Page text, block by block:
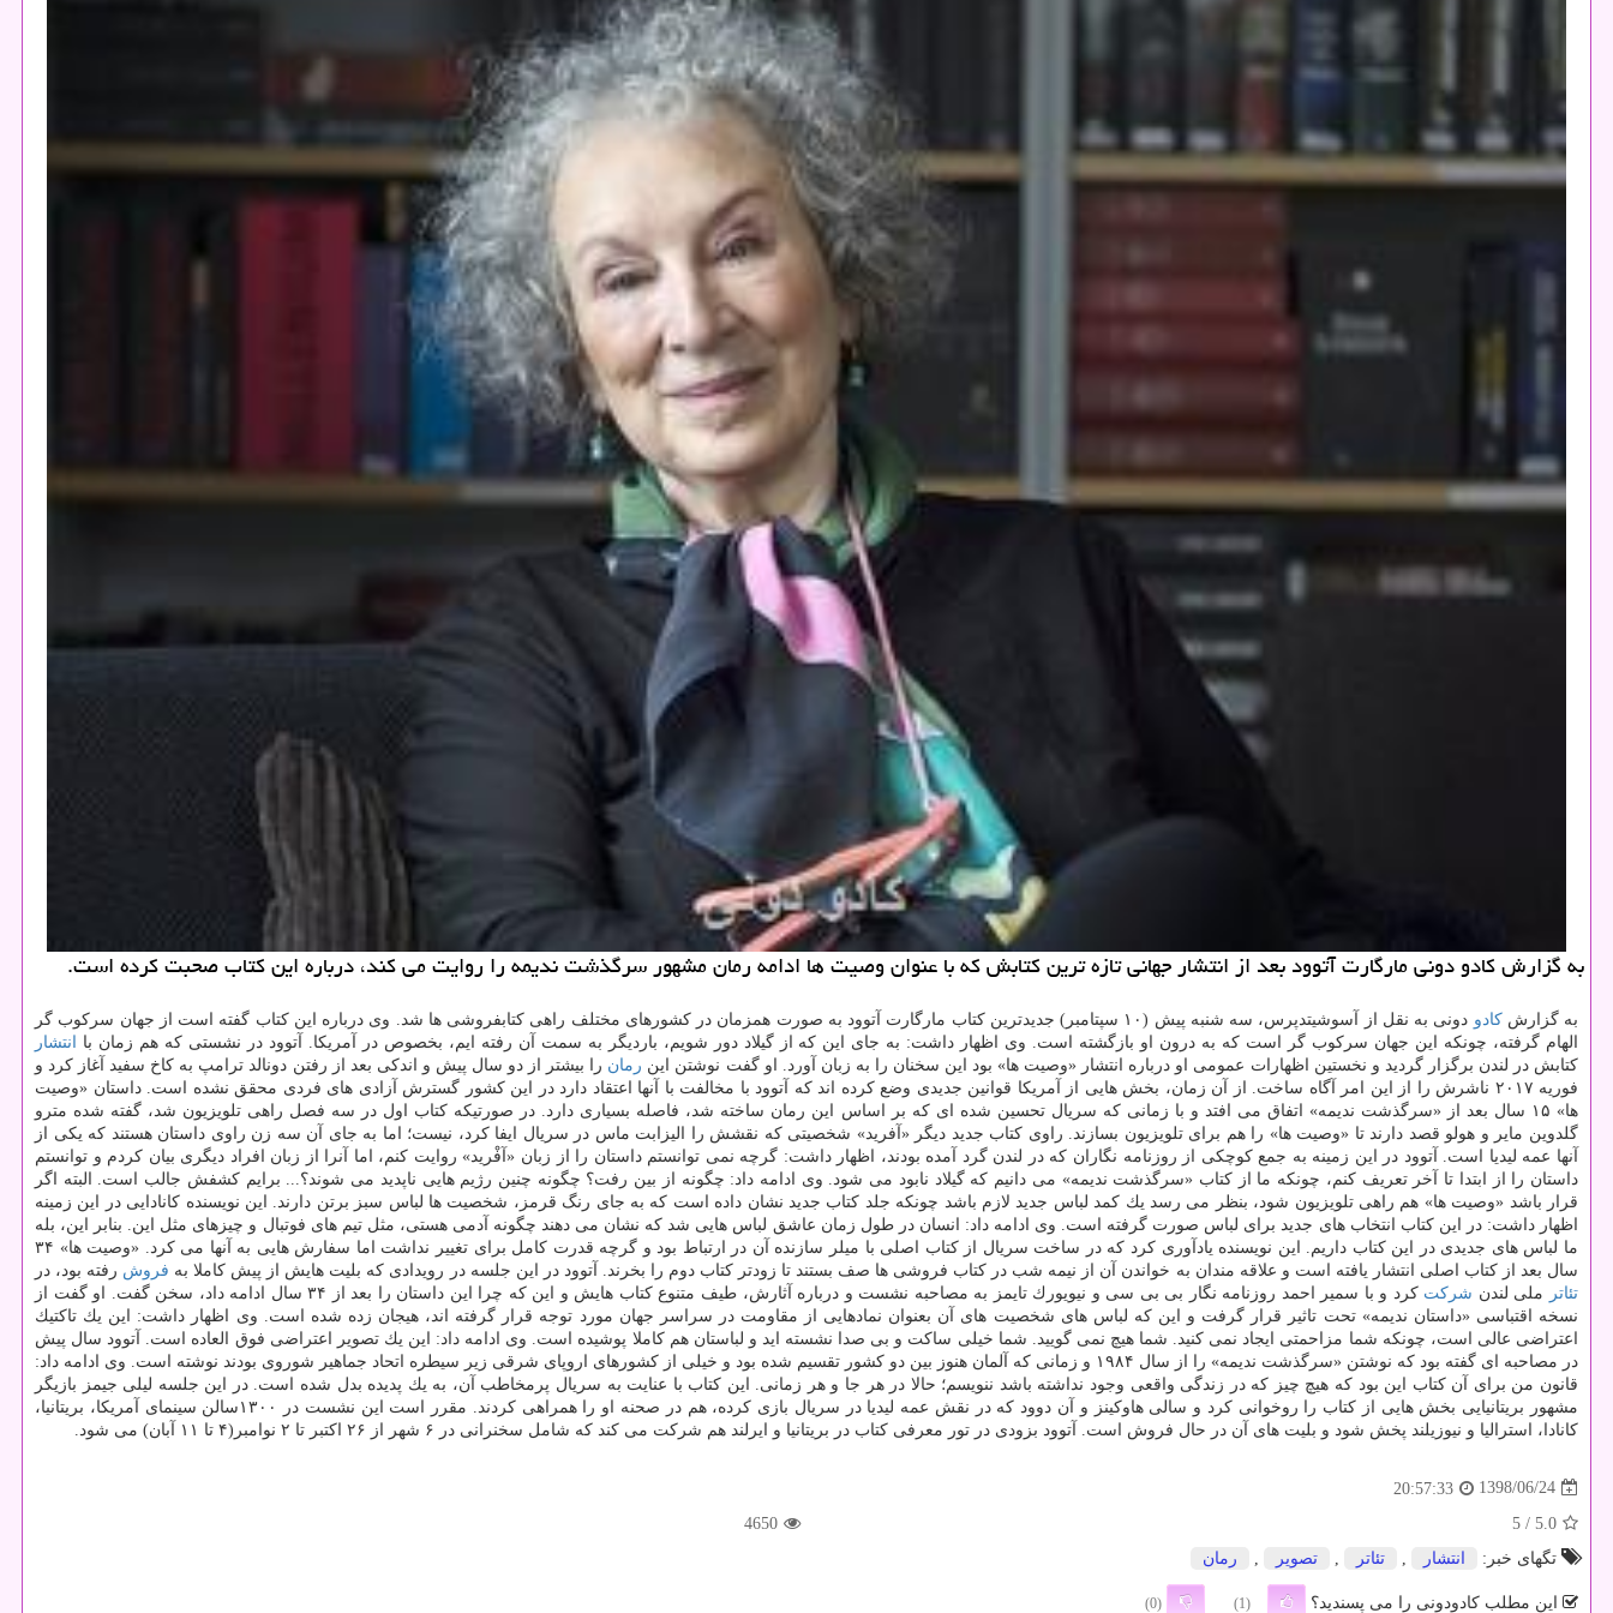
به گزارش كادو دونی مارگارت آتوود بعد از انتشار جهانی تازه ترین كتابش كه با عنوان وصیت ها ادامه رمان مشهور سرگذشت ندیمه را روایت می كند، درباره این كتاب صحبت كرده است.
به گزارشكادو
دونی به نقل از آسوشیتدپرس، سه شنبه پیش (۱۰ سپتامبر) جدیدترین كتاب مارگارت آتوود به صورت همزمان در كشورهای مختلف راهی كتابفروشی ها شد. وی درباره این كتاب گفته است از جهان سركوب گر
الهام گرفته، چونكه این جهان سركوب گر است كه به درون او بازگشته است. وی اظهار داشت: به جای این كه از گیلاد دور شویم، باردیگر به سمت آن رفته ایم، بخصوص در آمریكا. آتوود در نشستی كه هم زمان با
انتشار
كتابش در لندن برگزار گردید و نخستین اظهارات عمومی او درباره انتشار «وصیت ها» بود این سخنان را به زبان آورد. او گفت نوشتن این رمان را بیشتر از دو سال پیش و اندكی بعد از رفتن دونالد ترامپ به كاخ سفید آغاز كرد و
فوریه ۲۰۱۷ ناشرش را از این امر آگاه ساخت. از آن زمان، بخش هایی از آمریكا قوانین جدیدی وضع كرده اند كه آتوود با مخالفت با آنها اعتقاد دارد در این كشور گسترش آزادی های فردی محقق نشده است. داستان «وصیت
ها» ۱۵ سال بعد از «سرگذشت ندیمه» اتفاق می افتد و با زمانی كه سریال تحسین شده ای كه بر اساس این رمان ساخته شد، فاصله بسیاری دارد. در صورتیكه كتاب اول در سه فصل راهی تلویزیون شد، گفته شده مترو
گلدوین مایر و هولو قصد دارند تا «وصیت ها» را هم برای تلویزیون بسازند. راوی كتاب جدید دیگر «آفرید» شخصیتی كه نقشش را الیزابت ماس در سریال ایفا كرد، نیست؛ اما به جای آن سه زن راوی داستان هستند كه یكی از
آنها عمه لیدیا است. آتوود در این زمینه به جمع كوچكی از روزنامه نگاران كه در لندن گرد آمده بودند، اظهار داشت: گرچه نمی توانستم داستان را از زبان «آفْرید» روایت كنم، اما آنرا از زبان افراد دیگری بیان كردم و توانستم
داستان را از ابتدا تا آخر تعریف كنم، چونكه ما از كتاب «سرگذشت ندیمه» می دانیم كه گیلاد نابود می شود. وی ادامه داد: چگونه از بین رفت؟ چگونه چنین رژیم هایی ناپدید می شوند؟... برایم كشفش جالب است. البته اگر
قرار باشد «وصیت ها» هم راهی تلویزیون شود، بنظر می رسد یك كمد لباس جدید لازم باشد چونكه جلد كتاب جدید نشان داده است كه به جای رنگ قرمز، شخصیت ها لباس سبز برتن دارند. این نویسنده كانادایی در این زمینه
اظهار داشت: در این كتاب انتخاب های جدید برای لباس صورت گرفته است. وی ادامه داد: انسان در طول زمان عاشق لباس هایی شد كه نشان می دهند چگونه آدمی هستی، مثل تیم های فوتبال و چیزهای مثل این. بنابر این، بله
ما لباس های جدیدی در این كتاب داریم. این نویسنده یادآوری كرد كه در ساخت سریال از كتاب اصلی با میلر سازنده آن در ارتباط بود و گرچه قدرت كامل برای تغییر نداشت اما سفارش هایی به آنها می كرد. «وصیت ها» ۳۴
سال بعد از كتاب اصلی انتشار یافته است و علاقه مندان به خواندن آن از نیمه شب در كتاب فروشی ها صف بستند تا زودتر كتاب دوم را بخرند. آتوود در این جلسه در رویدادی كه بلیت هایش از پیش كاملا به فروش رفته بود، در
تئاتر
ملی لندن شركت
كرد و با سمیر احمد روزنامه نگار بی بی سی و نیویورك تایمز به مصاحبه نشست و درباره آثارش، طیف متنوع كتاب هایش و این كه چرا این داستان را بعد از ۳۴ سال ادامه داد، سخن گفت. او گفت از
نسخه اقتباسی «داستان ندیمه» تحت تاثیر قرار گرفت و این كه لباس های شخصیت های آن بعنوان نمادهایی از مقاومت در سراسر جهان مورد توجه قرار گرفته اند، هیجان زده شده است. وی اظهار داشت: این یك تاكتیك
اعتراضی عالی است، چونكه شما مزاحمتی ایجاد نمی كنید. شما هیچ نمی گویید. شما خیلی ساكت و بی صدا نشسته اید و لباستان هم كاملا پوشیده است. وی ادامه داد: این یك تصویر اعتراضی فوق العاده است. آتوود سال پیش
در مصاحبه ای گفته بود كه نوشتن «سرگذشت ندیمه» را از سال ۱۹۸۴ و زمانی كه آلمان هنوز بین دو كشور تقسیم شده بود و خیلی از كشورهای اروپای شرقی زیر سیطره اتحاد جماهیر شوروی بودند نوشته است. وی ادامه داد:
قانون من برای آن كتاب این بود كه هیچ چیز كه در زندگی واقعی وجود نداشته باشد ننویسم؛ حالا در هر جا و هر زمانی. این كتاب با عنایت به سریال پرمخاطب آن، به یك پدیده بدل شده است. در این جلسه لیلی جیمز بازیگر
مشهور بریتانیایی بخش هایی از كتاب را روخوانی كرد و سالی هاوكینز و آن دوود كه در نقش عمه لیدیا در سریال بازی كرده، هم در صحنه او را همراهی كردند. مقرر است این نشست در ۱۳۰۰سالن سینمای آمریكا، بریتانیا،
كانادا، استرالیا و نیوزیلند پخش شود و بلیت های آن در حال فروش است. آتوود بزودی در تور معرفی كتاب در بریتانیا و ایرلند هم شركت می كند كه شامل سخنرانی در ۶ شهر از ۲۶ اكتبر تا ۲ نوامبر(۴ تا ۱۱ آبان) می شود.
1398/06/24
20:57:33
5.0
/ 5
4650
تگهای خبر:
انتشار , تئاتر , تصویر , رمان
این مطلب کادودونی را می پسندید؟ (1)
(0)